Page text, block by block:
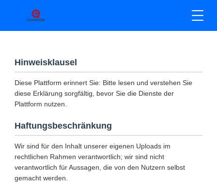
Hinweisklausel
Diese Plattform erinnert Sie: Bitte lesen und verstehen Sie
diese Erklärung sorgfältig, bevor Sie die Dienste der
Plattform nutzen.
Haftungsbeschränkung
Wir sind für den Inhalt unserer eigenen Uploads im
rechtlichen Rahmen verantwortlich; wir sind nicht
verantwortlich für Aussagen, die von den Nutzern selbst
gemacht werden.